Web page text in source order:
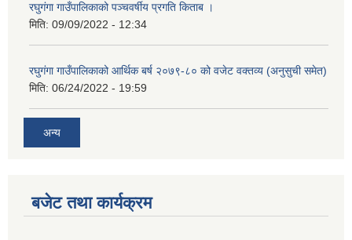
रघुगंगा गाउँपालिकाको पञ्चवर्षीय प्रगति किताब ।
मिति: 09/09/2022 - 12:34
रघुगंगा गाउँपालिकाको आर्थिक बर्ष २०७९-८० को वजेट वक्तव्य (अनुसुची समेत)
मिति: 06/24/2022 - 19:59
अन्य
बजेट तथा कार्यक्रम